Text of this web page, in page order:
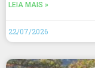
LEIA MAIS »
22/07/2026